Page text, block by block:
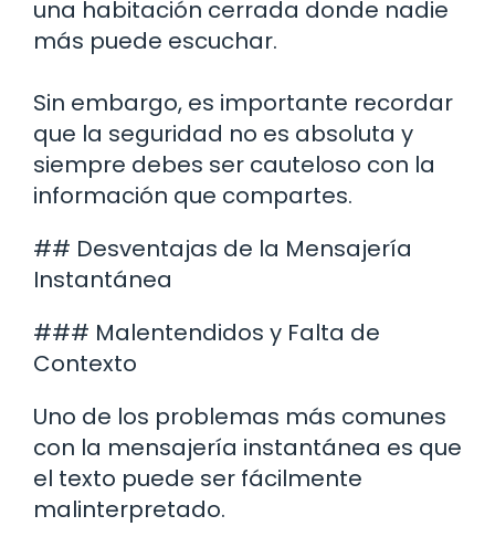
una habitación cerrada donde nadie
más puede escuchar.
Sin embargo, es importante recordar
que la seguridad no es absoluta y
siempre debes ser cauteloso con la
información que compartes.
## Desventajas de la Mensajería
Instantánea
### Malentendidos y Falta de
Contexto
Uno de los problemas más comunes
con la mensajería instantánea es que
el texto puede ser fácilmente
malinterpretado.